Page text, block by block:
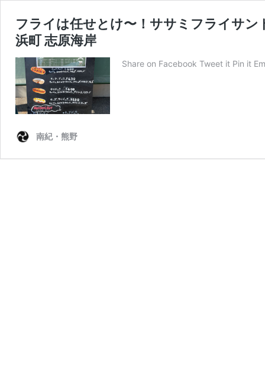
フライは任せとけ〜！ササミフライサ
浜町 志原海岸
Share on Facebook Tweet it Pin it
南紀・熊野